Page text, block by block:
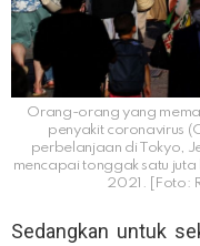
Orang-orang yang
penyakit coronavirus
perbelanjaan di Tokyo,
mencapai tonggak satu juta
2021. [Foto:
Sedangkan untuk